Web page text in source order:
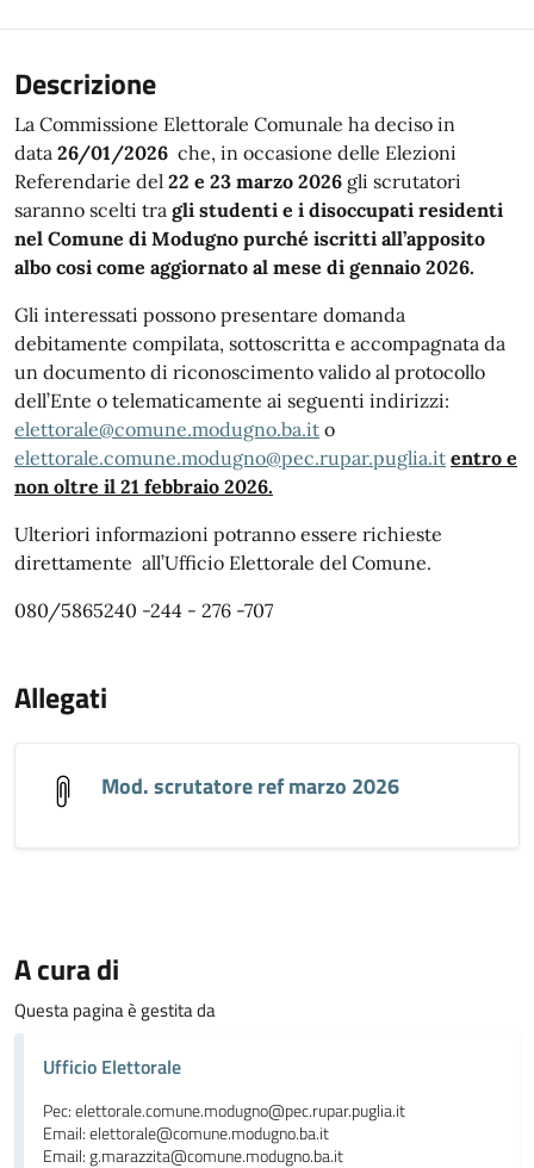
Descrizione
La Commissione Elettorale Comunale ha deciso in
data 26/01/2026 che, in occasione delle Elezioni
Referendarie del 22 e 23 marzo 2026 gli scrutatori
saranno scelti tra gli studenti e i disoccupati residenti
nel Comune di Modugno purché iscritti all’apposito
albo cosi come aggiornato al mese di gennaio 2026.
Gli interessati possono presentare domanda
debitamente compilata, sottoscritta e accompagnata da
un documento di riconoscimento valido al protocollo
dell’Ente o telematicamente ai seguenti indirizzi:
elettorale@comune.modugno.ba.it o
elettorale.comune.modugno@pec.rupar.puglia.it entro e
non oltre il 21 febbraio 2026.
Ulteriori informazioni potranno essere richieste
direttamente all’Ufficio Elettorale del Comune.
080/5865240 -244 - 276 -707
Allegati
Mod. scrutatore ref marzo 2026
A cura di
Questa pagina è gestita da
Ufficio Elettorale
Pec: elettorale.comune.modugno@pec.rupar.puglia.it
Email: elettorale@comune.modugno.ba.it
Email: g.marazzita@comune.modugno.ba.it